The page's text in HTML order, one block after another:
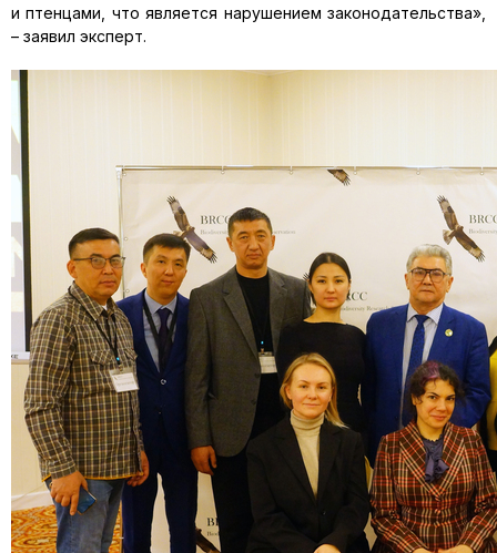
и птенцами, что является нарушением законодательства»,
– заявил эксперт.